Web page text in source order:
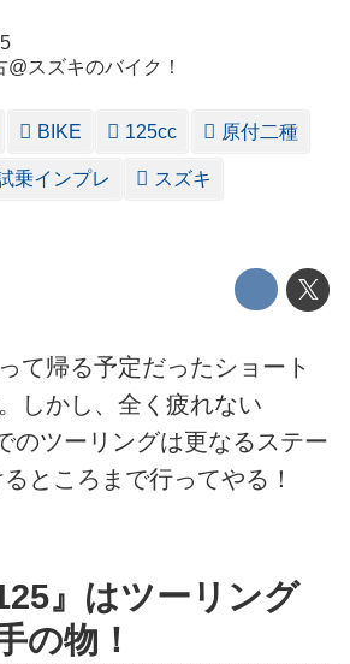
@スズキのバイク！
BIKE 125cc 原付二種
乗インプレ スズキ
て帰る予定だったショート
しかし、全く疲れない
のツーリングは更なるステー
ところまで行ってやる！
』はツーリング
の物！